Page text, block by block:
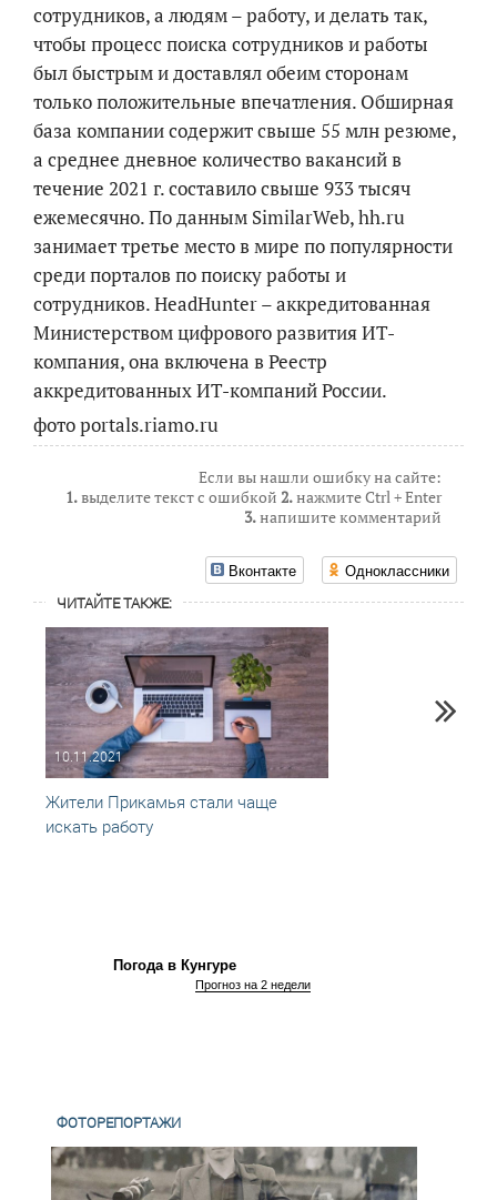
сотрудников, а людям – работу, и делать так,
чтобы процесс поиска сотрудников и работы
был быстрым и доставлял обеим сторонам
только положительные впечатления. Обширная
база компании содержит свыше 55 млн резюме,
а среднее дневное количество вакансий в
течение 2021 г. составило свыше 933 тысяч
ежемесячно. По данным SimilarWeb, hh.ru
занимает третье место в мире по популярности
среди порталов по поиску работы и
сотрудников. HeadHunter – аккредитованная
Министерством цифрового развития ИТ-
компания, она включена в Реестр
аккредитованных ИТ-компаний России.
фото portals.riamo.ru
Если вы нашли ошибку на сайте:
1.выделите текст с ошибкой 2.нажмите Ctrl + Enter
3.напишите комментарий
Вконтакте Одноклассники
ЧИТАЙТЕ ТАКЖЕ:
10.11.2021
Жители Прикамья стали чаще
искать работу
Погода в Кунгуре
Прогноз на 2 недели
ФОТОРЕПОРТАЖИ